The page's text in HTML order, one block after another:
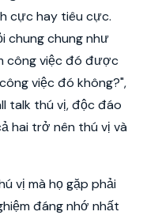
cực hay tiêu cực.
chung chung như
công việc đó được
việc đó không?",
talk thú vị, độc đáo
hai trở nên thú vị và
vị mà họ gặp phải
đáng nhớ nhất